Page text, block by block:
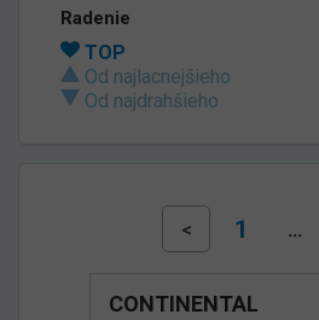
Radenie
TOP
Od najlacnejšieho
Od najdrahšieho
< 1 …
CONTINENTAL